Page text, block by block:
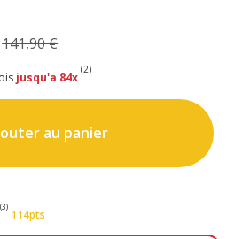
141,90 €
jusqu'a 84x
(2)
au panier
(3)
114pts